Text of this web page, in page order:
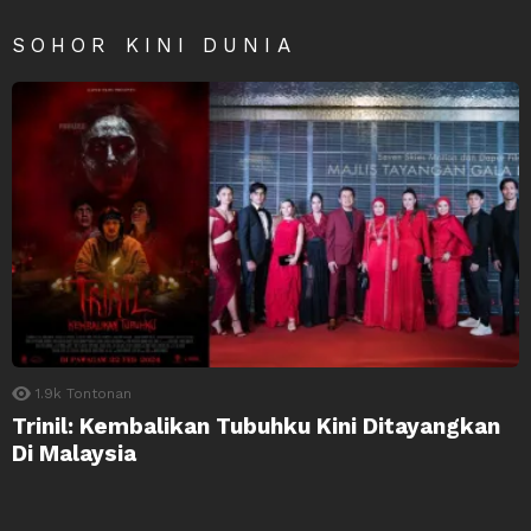
SOHOR KINI DUNIA
1.9k Tontonan
Trinil: Kembalikan Tubuhku Kini Ditayangkan
Di Malaysia